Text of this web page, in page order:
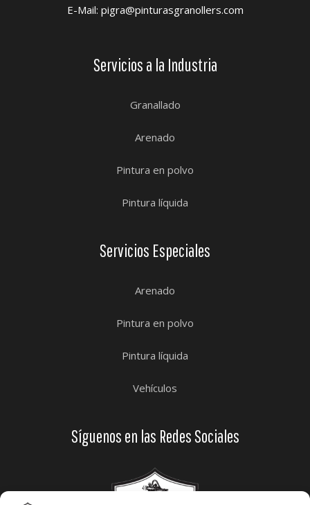
E-Mail: pigra@pinturasgranollers.com
Servicios a la Industria
Granallado
Arenado
Pintura en polvo
Pintura líquida
Servicios Especiales
Arenado
Pintura en polvo
Pintura líquida
Vehículos
Síguenos en las Redes Sociales